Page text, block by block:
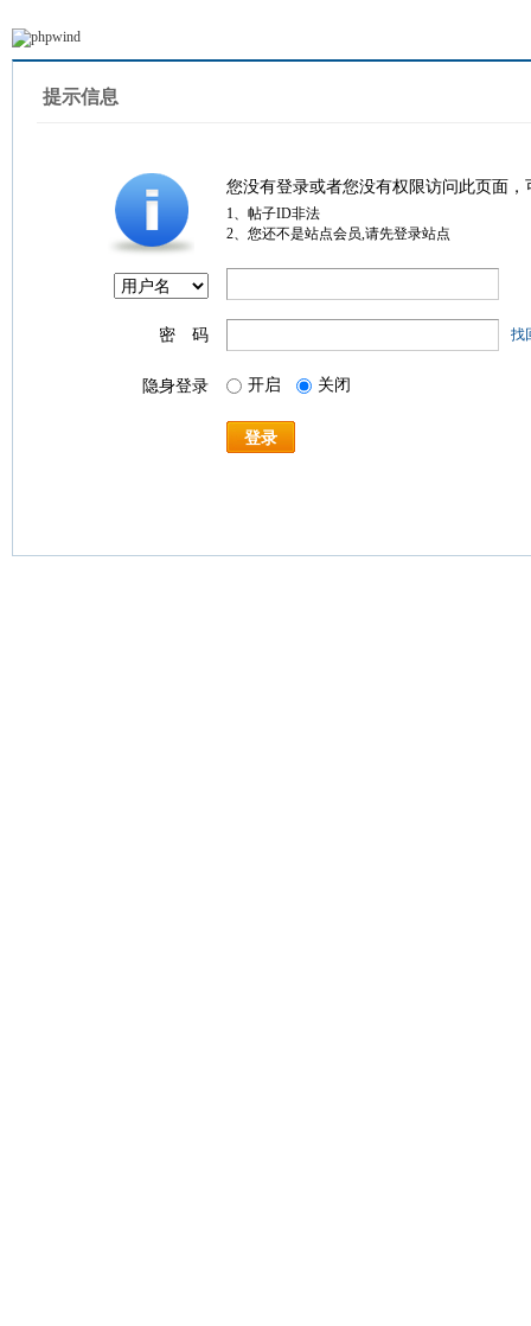
提示信息
您没有登录或者您没有权限访问此页面
1、帖子ID非法
2、您还不是站点会员,请先登录站点
密 码 找
隐身登录 开启 关闭
登录